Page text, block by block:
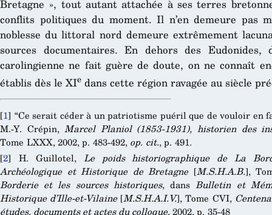
Bretagne », tout autant attachée à ses terres
conflits politiques du moment. Il n’en demeure pas
noblesse du littoral nord demeure extrêmement
sources documentaires. En dehors des Eudonides,
carolingienne ne fait guère de doute, on ne connaît
établis dès le XIe dans cette région ravagée au siècle
[1] “Ce serait céder à un patriotisme puéril que de vouloir en
M.-Y. Crépin,Marcel Planiol (1853-1931), historien des
Tome LXXX, 2002, p. 483-492, op. cit., p. 491.
[2] H. Guillotel,Le poids historiographique de La
Archéologique et Historique de Bretagne [M.S.H.A.B.],
Borderie et les sources historiques, dansBulletin et
Historique d’Ille-et-Vilaine[M.S.H.A.I.V.], Tome CVI,
études, documents et actes du colloque, 2002, p. 35-48